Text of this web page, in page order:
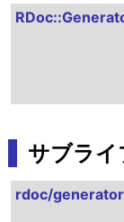
サブライ
rdoc/